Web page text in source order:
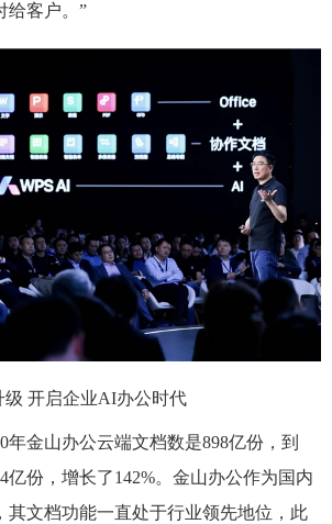
给客户。”
级 开启企业AI办公时代
年金山办公云端文档数是898亿份，到
亿份，增长了142%。金山办公作为国内
其文档功能一直处于行业领先地位，此